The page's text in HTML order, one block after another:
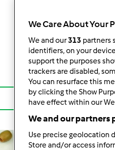
Wyników na stronę:
12
We Care About Your
We and our313 partners
identifiers, on your
support the purposes
trackers are disabled,
You can resurface this
by clicking the Show
have effect within our
We and our partners
Use precise geolocation
Store and/or access